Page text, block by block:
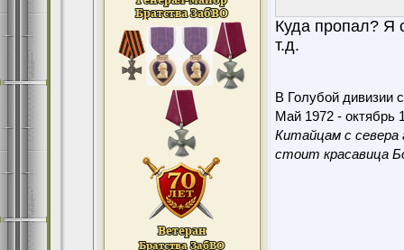
Куда пропал? Я
т.д.
В Голубой дивизии
Май 1972 - октябрь
Китайцам с севера
стоит красавица